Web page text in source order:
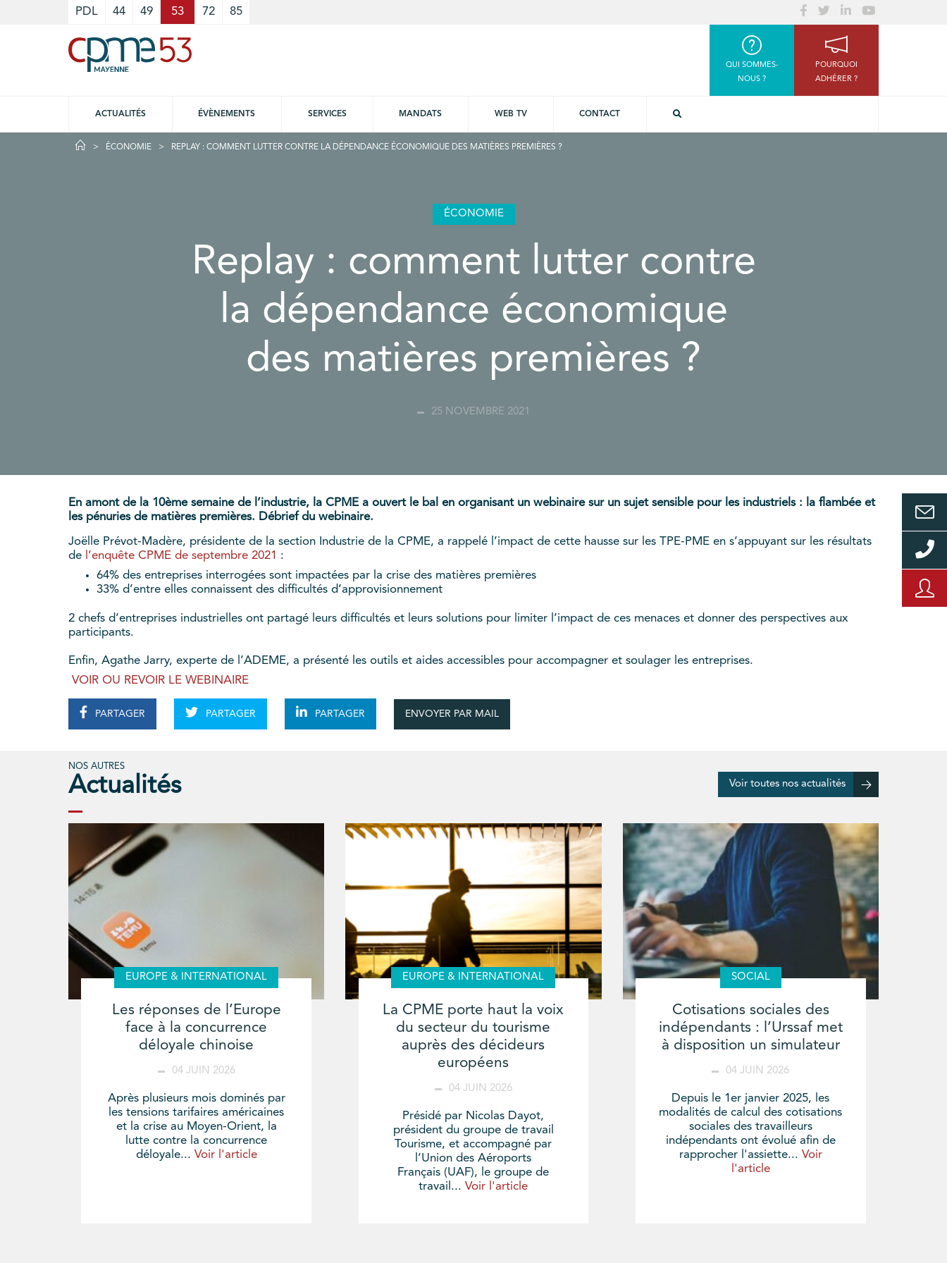
PDL 44 49 53 72 85
QUI SOMMES-
NOUS ?
POURQUOI
ADHÉRER ?
ACTUALITÉS ÉVÈNEMENTS SERVICES MANDATS WEB TV CONTACT
ÉCONOMIE REPLAY : COMMENT LUTTER CONTRE LA DÉPENDANCE ÉCONOMIQUE DES MATIÈRES PREMIÈRES ?
ÉCONOMIE
Replay : comment lutter contre
la dépendance économique
des matières premières ?
25 NOVEMBRE 2021
En amont de la 10ème semaine de l’industrie, la CPME a ouvert le bal en organisant un webinaire sur un sujet sensible pour les industriels : la flambée et
les pénuries de matières premières. Débrief du webinaire.
Joëlle Prévot-Madère, présidente de la section Industrie de la CPME, a rappelé l’impact de cette hausse sur les TPE-PME en s’appuyant sur les résultats
de l’enquête CPME de septembre 2021 :
64% des entreprises interrogées sont impactées par la crise des matières premières
33% d’entre elles connaissent des difficultés d’approvisionnement
2 chefs d’entreprises industrielles ont partagé leurs difficultés et leurs solutions pour limiter l’impact de ces menaces et donner des perspectives aux
participants.
Enfin, Agathe Jarry, experte de l’ADEME, a présenté les outils et aides accessibles pour accompagner et soulager les entreprises.
VOIR OU REVOIR LE WEBINAIRE
PARTAGER PARTAGER PARTAGER ENVOYER PAR MAIL
NOS AUTRES
Actualités Voir toutes nos actualités
EUROPE & INTERNATIONAL
Les réponses de l’Europe
face à la concurrence
déloyale chinoise
04 JUIN 2026
Après plusieurs mois dominés par
les tensions tarifaires américaines
et la crise au Moyen-Orient, la
lutte contre la concurrence
déloyale... Voir l'article
EUROPE & INTERNATIONAL
La CPME porte haut la voix
du secteur du tourisme
auprès des décideurs
européens
04 JUIN 2026
Présidé par Nicolas Dayot,
président du groupe de travail
Tourisme, et accompagné par
l’Union des Aéroports
Français (UAF), le groupe de
travail...Voir l'article
SOCIAL
Cotisations sociales des
indépendants : l’Urssaf met
à disposition un simulateur
04 JUIN 2026
Depuis le 1er janvier 2025, les
modalités de calcul des cotisations
sociales des travailleurs
indépendants ont évolué afin de
rapprocher l'assiette... Voir
l'article
Cookies management panel